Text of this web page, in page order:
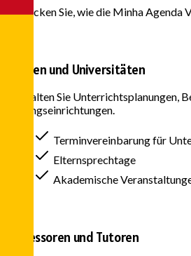
Entdecken Sie, wie die Minha Agenda
Schulen und Universitäten
Verwalten Sie Unterrichtsplanungen,
Bildungseinrichtungen.
Terminvereinbarung für
Elternsprechtage
Akademische
Professoren und Tutoren